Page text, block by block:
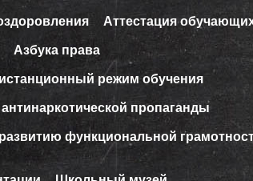
Аттестация
Азбука права
режим обучения
пропаганды
функциональной